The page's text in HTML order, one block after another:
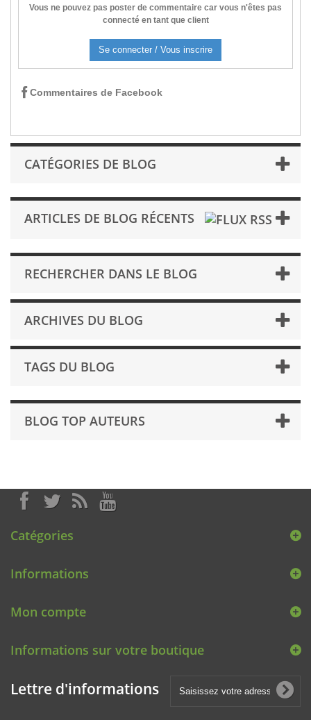
Vous ne pouvez pas poster de commentaire car vous n'êtes pas
connecté en tant que client
Se connecter / Vous inscrire
Commentaires de Facebook
CATÉGORIES DE BLOG
ARTICLES DE BLOG RÉCENTS
RECHERCHER DANS LE BLOG
ARCHIVES DU BLOG
TAGS DU BLOG
BLOG TOP AUTEURS
Catégories
Informations
Mon compte
Informations sur votre boutique
Lettre d'informations